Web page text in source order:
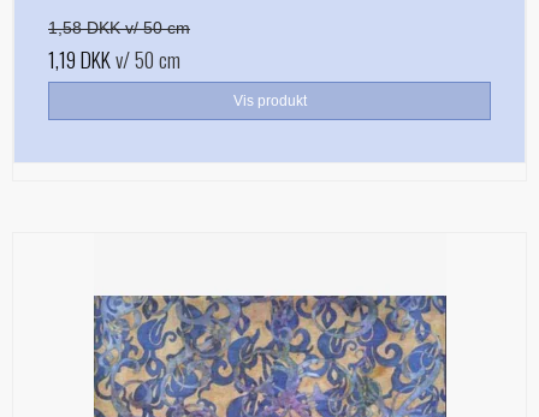
1,58 DKK v/ 50 cm
1,19 DKKv/ 50 cm
Vis produkt